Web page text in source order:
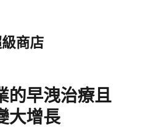
商店
的早洩治療且
大增長